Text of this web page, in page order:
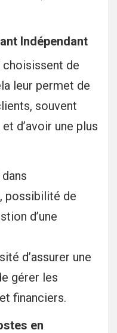
Indépendant
choisissent de
leur permet de
souvent
d’avoir une plus
possibilité de
d’une
d’assurer une
gérer les
financiers.
en